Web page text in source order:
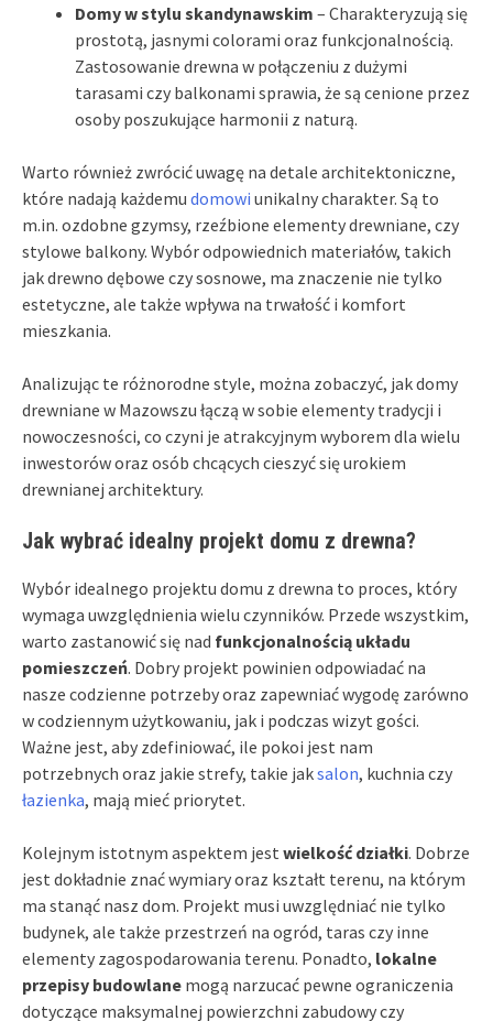
Domy w stylu skandynawskim – Charakteryzują się
prostotą, jasnymi colorami oraz funkcjonalnością.
Zastosowanie drewna w połączeniu z dużymi
tarasami czy balkonami sprawia, że są cenione przez
osoby poszukujące harmonii z naturą.
Warto również zwrócić uwagę na detale architektoniczne,
które nadają każdemu domowi unikalny charakter. Są to
m.in. ozdobne gzymsy, rzeźbione elementy drewniane, czy
stylowe balkony. Wybór odpowiednich materiałów, takich
jak drewno dębowe czy sosnowe, ma znaczenie nie tylko
estetyczne, ale także wpływa na trwałość i komfort
mieszkania.
Analizując te różnorodne style, można zobaczyć, jak domy
drewniane w Mazowszu łączą w sobie elementy tradycji i
nowoczesności, co czyni je atrakcyjnym wyborem dla wielu
inwestorów oraz osób chcących cieszyć się urokiem
drewnianej architektury.
Jak wybrać idealny projekt domu z drewna?
Wybór idealnego projektu domu z drewna to proces, który
wymaga uwzględnienia wielu czynników. Przede wszystkim,
warto zastanowić się nad funkcjonalnością układu
pomieszczeń. Dobry projekt powinien odpowiadać na
nasze codzienne potrzeby oraz zapewniać wygodę zarówno
w codziennym użytkowaniu, jak i podczas wizyt gości.
Ważne jest, aby zdefiniować, ile pokoi jest nam
potrzebnych oraz jakie strefy, takie jaksalon, kuchnia czy
łazienka, mają mieć priorytet.
Kolejnym istotnym aspektem jest wielkość działki. Dobrze
jest dokładnie znać wymiary oraz kształt terenu, na którym
ma stanąć nasz dom. Projekt musi uwzględniać nie tylko
budynek, ale także przestrzeń na ogród, taras czy inne
elementy zagospodarowania terenu. Ponadto, lokalne
przepisy budowlane mogą narzucać pewne ograniczenia
dotyczące maksymalnej powierzchni zabudowy czy